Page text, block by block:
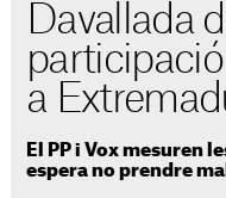
Davallada
a
El PP i Vox mesuren
espera no prendre mal